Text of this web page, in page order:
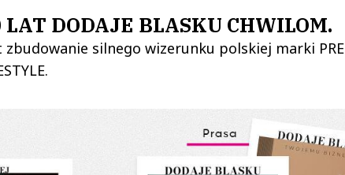
LAT DODAJE BLASKU CHWILOM.
zbudowanie silnego wizerunku polskiej marki